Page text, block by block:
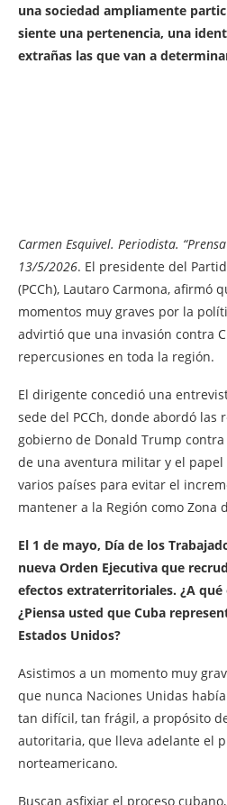
una sociedad ampliamente
siente una pertenencia, una
extrañas las que van a
Carmen Esquivel. Periodista.
13/5/2026. El presidente del
(PCCh), Lautaro Carmona, afirmó
momentos muy graves por la
advirtió que una invasión contra
repercusiones en toda la región.
El dirigente concedió una
sede del PCCh, donde abordó las
gobierno de Donald Trump
de una aventura militar y el
varios países para evitar el
mantener a la Región como Zona
El 1 de mayo, Día de los
nueva Orden Ejecutiva que
efectos extraterritoriales. ¿A qué
¿Piensa usted que Cuba
Estados Unidos?
Asistimos a un momento muy
que nunca Naciones Unidas
tan difícil, tan frágil, a propósito
autoritaria, que lleva adelante el
norteamericano.
Buscan asfixiar el proceso